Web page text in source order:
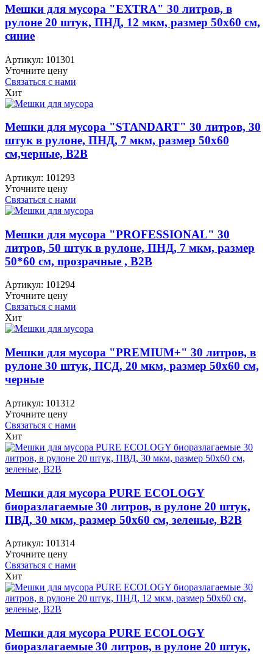
Мешки для мусора "EXTRA" 30 литров, в
рулоне 20 штук, ПНД, 12 мкм, размер 50х60 см,
синие
Артикул: 101301
Уточните цену
Связаться с нами
Хит
Мешки для мусора "STANDART" 30 литров, 30
штук в рулоне, ПНД, 7 мкм, размер 50х60
см,черные, B2B
Артикул: 101293
Уточните цену
Связаться с нами
Мешки для мусора "PROFESSIONAL" 30
литров, 50 штук в рулоне, ПНД, 7 мкм, размер
50*60 см, прозрачные , B2B
Артикул: 101294
Уточните цену
Связаться с нами
Хит
Мешки для мусора "PREMIUM+" 30 литров, в
рулоне 30 штук, ПСД, 20 мкм, размер 50х60 см,
черные
Артикул: 101312
Уточните цену
Связаться с нами
Хит
Мешки для мусора PURE ECOLOGY
биоразлагаемые 30 литров, в рулоне 20 штук,
ПВД, 30 мкм, размер 50х60 см, зеленые, B2B
Артикул: 101314
Уточните цену
Связаться с нами
Хит
Мешки для мусора PURE ECOLOGY
биоразлагаемые 30 литров, в рулоне 20 штук,